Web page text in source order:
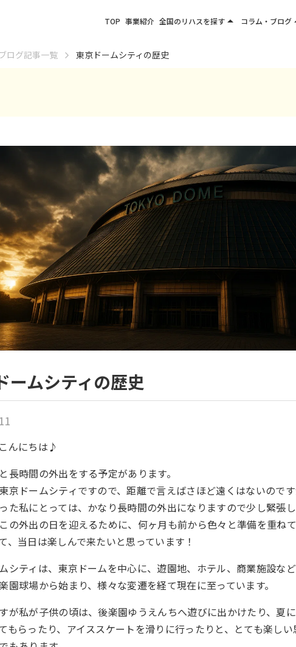
ブログ記事一覧 東京ドームシティの歴史
ームシティの歴史
んにちは♪
長時間の外出をする予定があります。
京ドームシティですので、距離で言えばさほど遠くはないので
た私にとっては、かなり長時間の外出になりますので少し緊張し
の外出の日を迎えるために、何ヶ月も前から色々と準備を重ね
、当日は楽しんで来たいと思っています！
シティは、東京ドームを中心に、遊園地、ホテル、商業施設な
園球場から始まり、様々な変遷を経て現在に至っています。
が私が子供の頃は、後楽園ゆうえんちへ遊びに出かけたり、夏
もらったり、アイススケートを滑りに行ったりと、とても楽し
TOP 事業紹介 全国のリハスを探すarrow_drop_up
東北エリア
四国・九州エリア
コラム・ブログ